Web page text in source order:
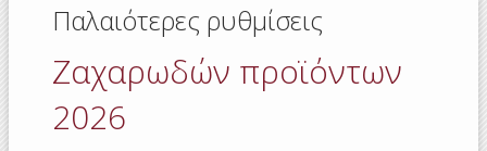
Παλαιότερες ρυθμίσεις
Ζαχαρωδών προϊόντων
2026